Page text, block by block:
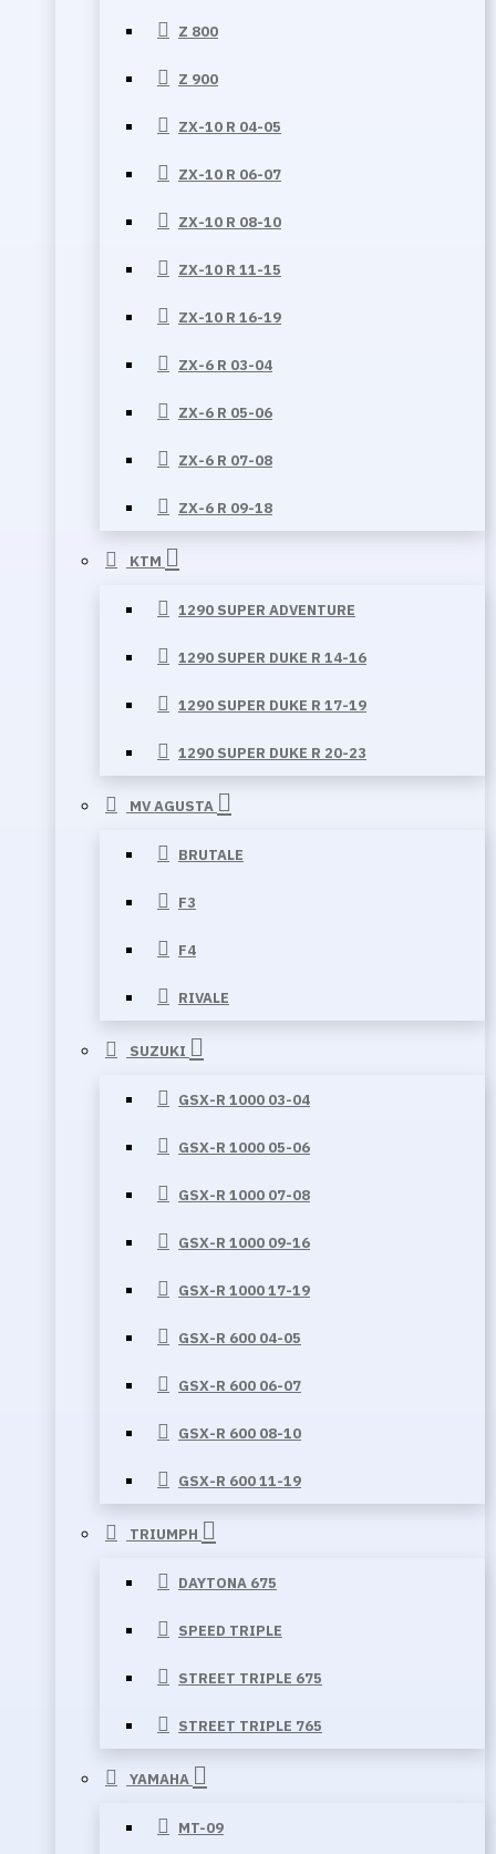
Z 800
Z 900
ZX-10 R 04-05
ZX-10 R 06-07
ZX-10 R 08-10
ZX-10 R 11-15
ZX-10 R 16-19
ZX-6 R 03-04
ZX-6 R 05-06
ZX-6 R 07-08
ZX-6 R 09-18
KTM
1290 SUPER ADVENTURE
1290 SUPER DUKE R 14-16
1290 SUPER DUKE R 17-19
1290 SUPER DUKE R 20-23
MV AGUSTA
BRUTALE
F3
F4
RIVALE
SUZUKI
GSX-R 1000 03-04
GSX-R 1000 05-06
GSX-R 1000 07-08
GSX-R 1000 09-16
GSX-R 1000 17-19
GSX-R 600 04-05
GSX-R 600 06-07
GSX-R 600 08-10
GSX-R 600 11-19
TRIUMPH
DAYTONA 675
SPEED TRIPLE
STREET TRIPLE 675
STREET TRIPLE 765
YAMAHA
MT-09